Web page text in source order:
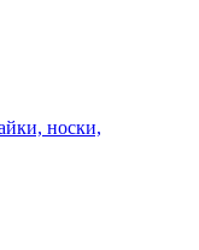
носки,